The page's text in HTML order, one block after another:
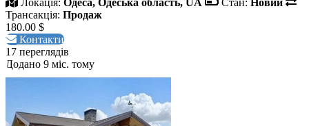
Локація: Одеса, Одеська область, UA Стан: Новий
Трансакція: Продаж
180.00 $
Контакти
17 переглядів
Додано 9 міс. тому